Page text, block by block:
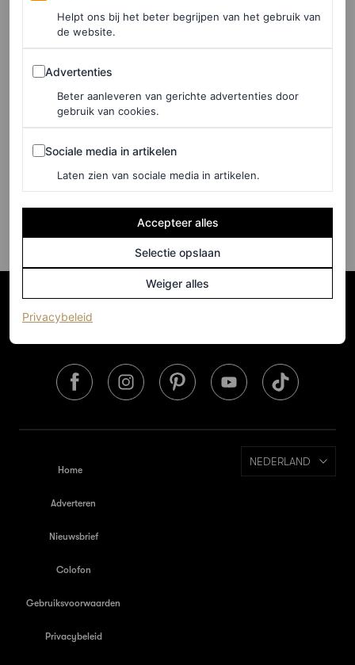
BJÖRN BORG
FASHION NIEUWS
verrassingsverschijning op
NYFW tijdens de Alaïa-
CHLOE MALLE
Home
Adverteren
Nieuwsbrief
Colofon
Gebruiksvoorwaarden
Privacybeleid
NEDERLAND
Helpt ons bij het beter begrijpen van het gebruik van
de website.
Advertenties
Advertenties
Beter aanleveren van gerichte advertenties door
gebruik van cookies.
Sociale media in artikelen
Sociale media in artikelen
Laten zien van sociale media in artikelen.
Accepteer alles
Selectie opslaan
Weiger alles
Privacybeleid